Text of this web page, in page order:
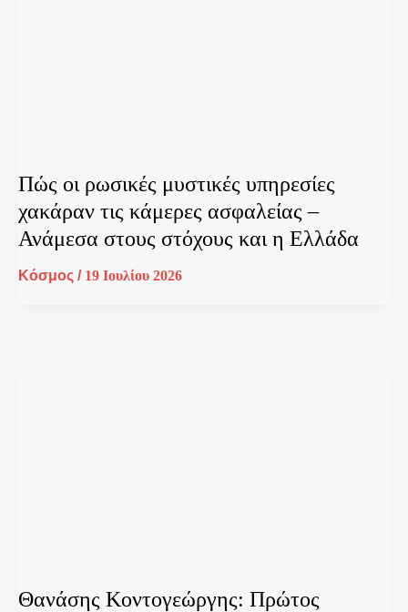
Πώς οι ρωσικές μυστικές υπηρεσίες
χακάραν τις κάμερες ασφαλείας –
Ανάμεσα στους στόχους και η Ελλάδα
Κόσμος / 19 Ιουλίου 2026
Θανάσης Κοντογεώργης: Πρώτος